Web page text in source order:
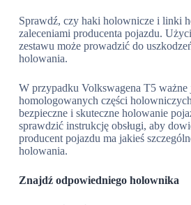
Sprawdź, czy haki holownicze i linki
zaleceniami producenta pojazdu.
zestawu może prowadzić do
holowania.
W przypadku Volkswagena T5 ważne
homologowanych części
bezpieczne i skuteczne holowanie
sprawdzić instrukcję obsługi, aby
producent pojazdu ma jakieś
holowania.
Znajdź odpowiedniego holownika